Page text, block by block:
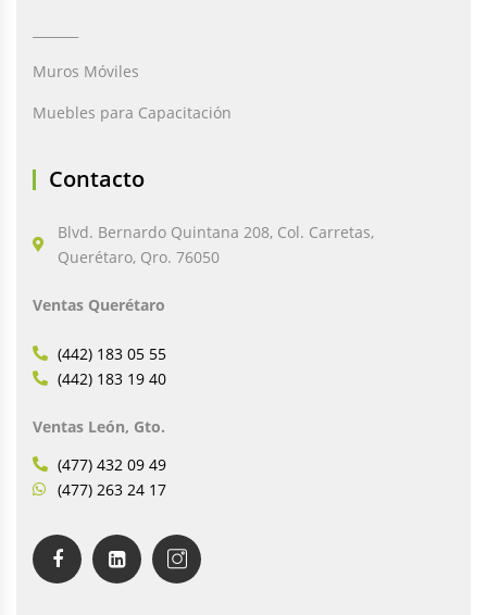
Muros Móviles
Muebles para Capacitación
Contacto
Blvd. Bernardo Quintana 208, Col. Carretas,
Querétaro, Qro. 76050
Ventas Querétaro
(442) 183 05 55
(442) 183 19 40
Ventas León, Gto.
(477) 432 09 49
(477) 263 24 17